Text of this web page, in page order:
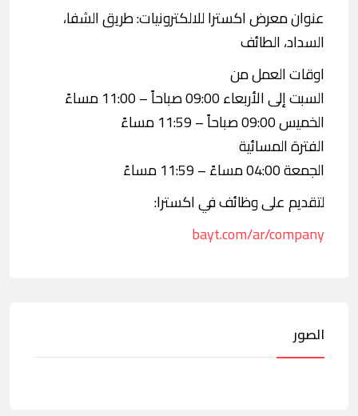
عنوان معرض اكسترا للالكترونيات: طريق الشفا،
السداد، الطائف
اوقات العمل من
السبت إلى الأربعاء 09:00 صباحاً – 11:00 مساءً
الخميس 09:00 صباحاً – 11:59 مساءً
الفترة المسائية
الجمعة 04:00 مساءً – 11:59 مساءً
لتقديم على وظائف في اكسترا:
bayt.com/ar/company
الصور